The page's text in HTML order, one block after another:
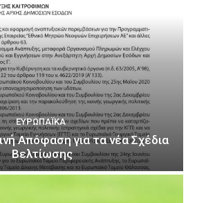
ΕΥΡΩΠΑΪΚΆ
Απόφαση για τα νέα Σχέδια
Βελτίωσης